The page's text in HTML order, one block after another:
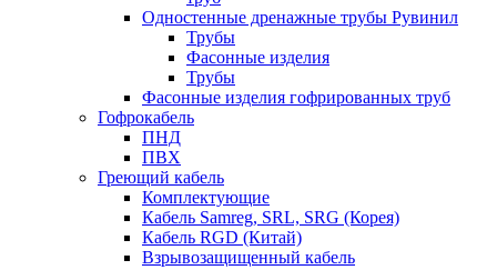
Одностенные дренажные трубы Рувинил
Трубы
Фасонные изделия
Трубы
Фасонные изделия гофрированных труб
Гофрокабель
ПНД
ПВХ
Греющий кабель
Комплектующие
Кабель Samreg, SRL, SRG (Корея)
Кабель RGD (Китай)
Взрывозащищенный кабель